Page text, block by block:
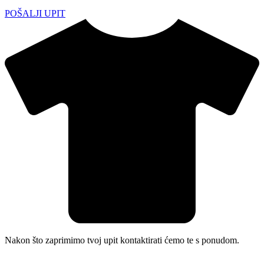
POŠALJI UPIT
Nakon što zaprimimo tvoj upit kontaktirati ćemo te s ponudom.